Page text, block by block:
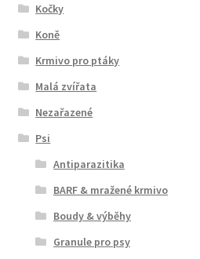
Kočky
Koně
Krmivo pro ptáky
Malá zvířata
Nezařazené
Psi
Antiparazitika
BARF & mražené krmivo
Boudy & výběhy
Granule pro psy